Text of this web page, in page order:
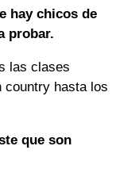
hay chicos de
probar.
las clases
country hasta los
que son